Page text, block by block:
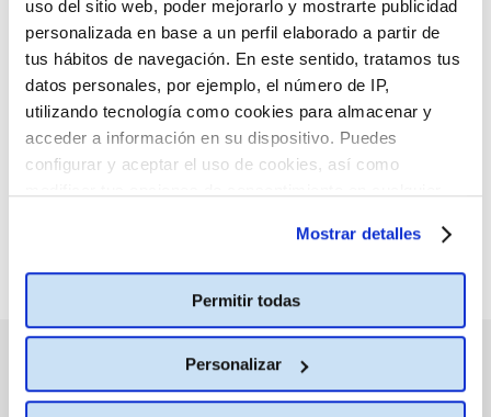
uso del sitio web, poder mejorarlo y mostrarte publicidad
personalizada en base a un perfil elaborado a partir de
tus hábitos de navegación. En este sentido, tratamos tus
datos personales, por ejemplo, el número de IP,
utilizando tecnología como cookies para almacenar y
acceder a información en su dispositivo. Puedes
configurar y aceptar el uso de cookies, así como
Mostrar detalles
Permitir todas
Personalizar
:(
No hay películas con el
criterio de búsqueda
seleccionado.
PRÓXIMOS ESTRENOS